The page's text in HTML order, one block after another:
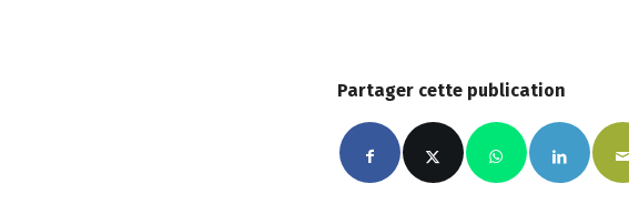
Partager cette publication